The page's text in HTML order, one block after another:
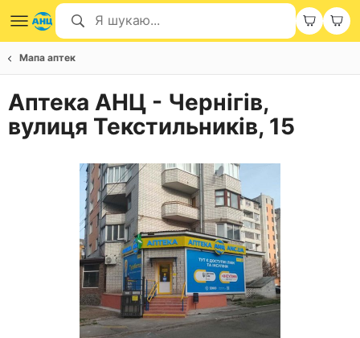
Мапа аптек
Аптека АНЦ - Чернігів,
вулиця Текстильників, 15